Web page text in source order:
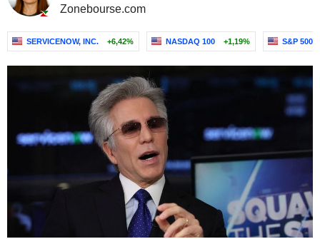
Zonebourse.com
SERVICENOW, INC. +6,42% NASDAQ 100 +1,19% S&P 500